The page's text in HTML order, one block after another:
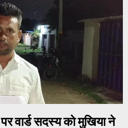
वार्ड सदस्य को मुखिया ने